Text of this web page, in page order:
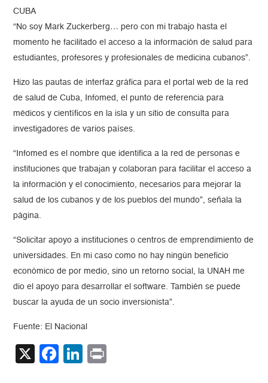
CUBA
“No soy Mark Zuckerberg… pero con mi trabajo hasta el
momento he facilitado el acceso a la información de salud para
estudiantes, profesores y profesionales de medicina cubanos”.
Hizo las pautas de interfaz gráfica para el portal web de la red
de salud de Cuba, Infomed, el punto de referencia para
médicos y científicos en la isla y un sitio de consulta para
investigadores de varios países.
“Infomed es el nombre que identifica a la red de personas e
instituciones que trabajan y colaboran para facilitar el acceso a
la información y el conocimiento, necesarios para mejorar la
salud de los cubanos y de los pueblos del mundo”, señala la
página.
“Solicitar apoyo a instituciones o centros de emprendimiento de
universidades. En mi caso como no hay ningún beneficio
económico de por medio, sino un retorno social, la UNAH me
dio el apoyo para desarrollar el software. También se puede
buscar la ayuda de un socio inversionista”.
Fuente: El Nacional
X Facebook
LinkedIn